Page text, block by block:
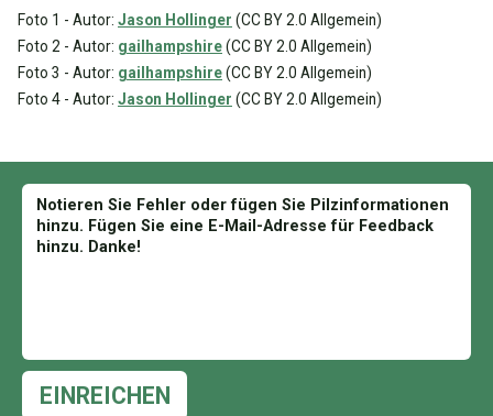
Foto 1 - Autor: Jason Hollinger (CC BY 2.0 Allgemein)
Foto 2 - Autor: gailhampshire(CC BY 2.0 Allgemein)
Foto 3 - Autor: gailhampshire(CC BY 2.0 Allgemein)
Foto 4 - Autor: Jason Hollinger (CC BY 2.0 Allgemein)
EINREICHEN